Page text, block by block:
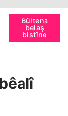
Bûltena
belaş
bistîne